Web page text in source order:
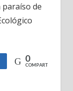
paraíso de
Compartir
0
COMPARTIR